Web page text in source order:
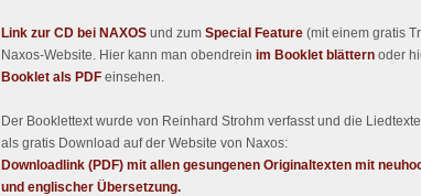
Link zur CD bei NAXOS und zum Special Feature(mit einem gratis
Naxos-Website. Hier kann man obendrein im Booklet blätternoder
Booklet als PDF einsehen.
Der Booklettext wurde von Reinhard Strohm verfasst und die
als gratis Download auf der Website von Naxos:
Downloadlink (PDF) mit allen gesungenen Originaltexten mit
und englischer Übersetzung.